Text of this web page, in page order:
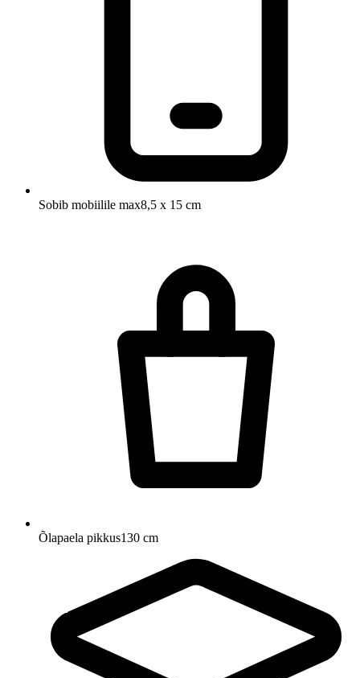
Sobib mobiilile max8,5 x 15 cm
Õlapaela pikkus130 cm